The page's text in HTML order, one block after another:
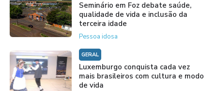
Seminário em Foz debate saúde,
qualidade de vida e inclusão da
terceira idade
Pessoa idosa
GERAL
Luxemburgo conquista cada vez
mais brasileiros com cultura e modo
de vida